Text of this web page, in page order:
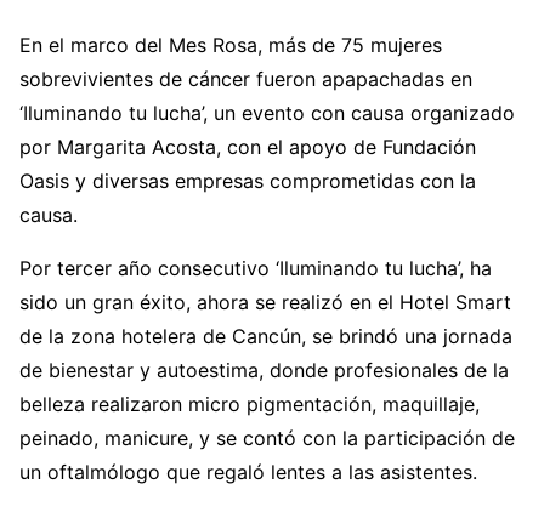
En el marco del Mes Rosa, más de 75 mujeres
sobrevivientes de cáncer fueron apapachadas en
‘Iluminando tu lucha’, un evento con causa organizado
por Margarita Acosta, con el apoyo de Fundación
Oasis y diversas empresas comprometidas con la
causa.
Por tercer año consecutivo ‘Iluminando tu lucha’, ha
sido un gran éxito, ahora se realizó en el Hotel Smart
de la zona hotelera de Cancún, se brindó una jornada
de bienestar y autoestima, donde profesionales de la
belleza realizaron micro pigmentación, maquillaje,
peinado, manicure, y se contó con la participación de
un oftalmólogo que regaló lentes a las asistentes.